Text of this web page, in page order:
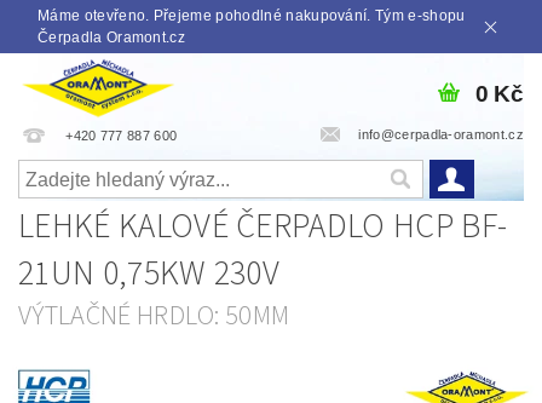
Máme otevřeno. Přejeme pohodlné nakupování. Tým e-shopu
Čerpadla Oramont.cz
+420 777 887 600 info@cerpadla-oramont.cz
0 Kč
LEHKÉ KALOVÉ ČERPADLO HCP BF-
21UN 0,75KW 230V
VÝTLAČNÉ HRDLO: 50MM